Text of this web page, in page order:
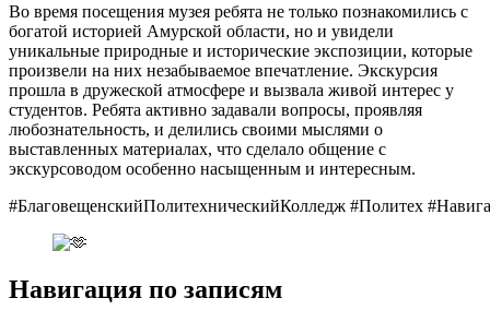
Во время посещения музея ребята не только познакомились с
богатой историей Амурской области, но и увидели
уникальные природные и исторические экспозиции, которые
произвели на них незабываемое впечатление. Экскурсия
прошла в дружеской атмосфере и вызвала живой интерес у
студентов. Ребята активно задавали вопросы, проявляя
любознательность, и делились своими мыслями о
выставленных материалах, что сделало общение с
экскурсоводом особенно насыщенным и интересным.
#БлаговещенскийПолитехническийКолледж #Политех
Навигация по записям